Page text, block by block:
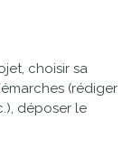
choisir sa
(rédiger
déposer le